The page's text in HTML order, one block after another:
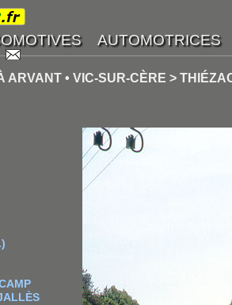
ARVANT • VIC-SUR-CÈRE >